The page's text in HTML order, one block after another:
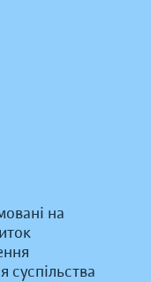
на
суспільства